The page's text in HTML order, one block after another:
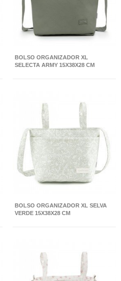
BOLSO ORGANIZADOR XL
SELECTA ARMY 15X38X28 CM
BOLSO ORGANIZADOR XL SELVA
VERDE 15X38X28 CM